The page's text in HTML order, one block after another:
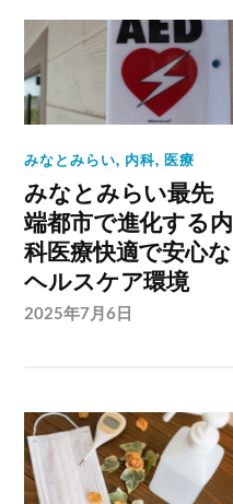
みなとみらい, 内科, 医療
みなとみらい最先
端都市で進化する内
科医療快適で安心な
ヘルスケア環境
2025年7月6日